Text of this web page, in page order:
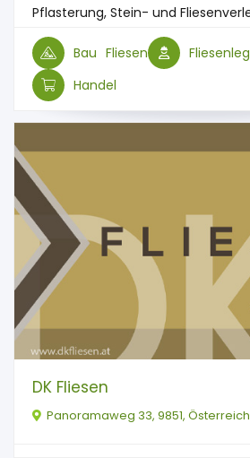
Pflasterung, Stein- und
Bau Fliesen
Handel
DK Fliesen
Panoramaweg 33, 9851, Österreich